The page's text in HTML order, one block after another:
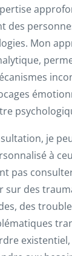
des
Mon
je
à
pas
des
des